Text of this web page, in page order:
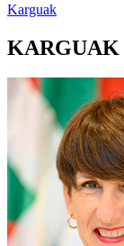
Karguak
KARGUAK